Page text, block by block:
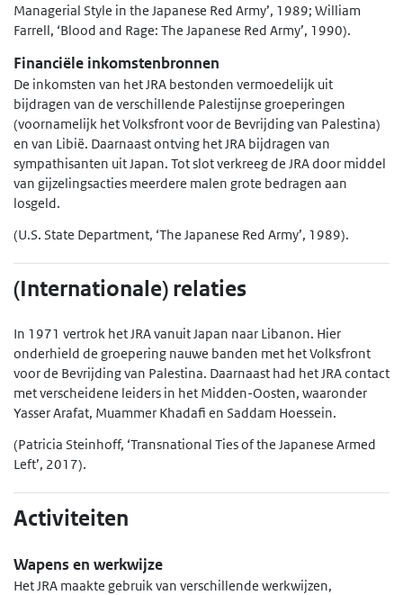
Managerial Style in the Japanese Red Army’, 1989; William
Farrell, ‘Blood and Rage: The Japanese Red Army’, 1990).
Financiële inkomstenbronnen
De inkomsten van het JRA bestonden vermoedelijk uit
bijdragen van de verschillende Palestijnse groeperingen
(voornamelijk het Volksfront voor de Bevrijding van Palestina)
en van Libië. Daarnaast ontving het JRA bijdragen van
sympathisanten uit Japan. Tot slot verkreeg de JRA door middel
van gijzelingsacties meerdere malen grote bedragen aan
losgeld.
(U.S. State Department, ‘The Japanese Red Army’, 1989).
(Internationale) relaties
In 1971 vertrok het JRA vanuit Japan naar Libanon. Hier
onderhield de groepering nauwe banden met het Volksfront
voor de Bevrijding van Palestina. Daarnaast had het JRA contact
met verscheidene leiders in het Midden-Oosten, waaronder
Yasser Arafat, Muammer Khadafi en Saddam Hoessein.
(Patricia Steinhoff, ‘Transnational Ties of the Japanese Armed
Left’, 2017).
Activiteiten
Wapens en werkwijze
Het JRA maakte gebruik van verschillende werkwijzen,